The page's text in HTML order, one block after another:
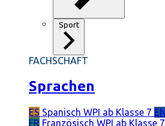
Sport
FACHSCHAFT
Sprachen
ES Spanisch WPI ab Klasse 7 EN
FR Französisch WPI ab Klasse 7